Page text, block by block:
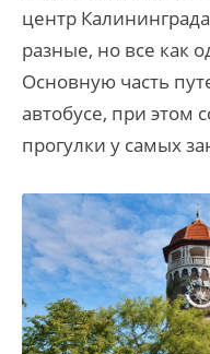
центр
разные, но все как
Основную часть
автобусе, при этом
прогулки у самых